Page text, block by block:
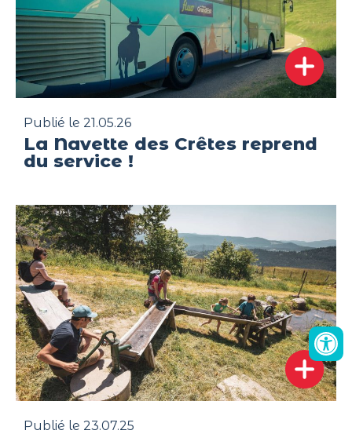
Publié le 21.05.26
La Navette des Crêtes reprend
du service !
Publié le 23.07.25